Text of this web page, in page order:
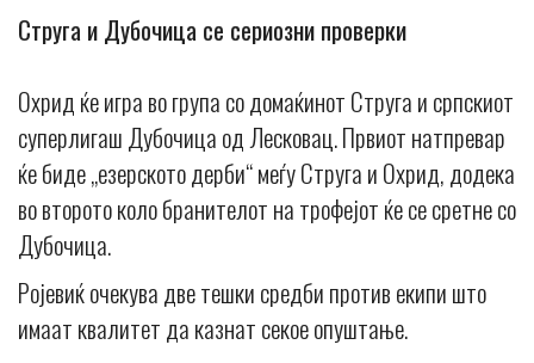
Струга и Дубочица се сериозни проверки
Охрид ќе игра во група со домаќинот Струга и српскиот
суперлигаш Дубочица од Лесковац. Првиот натпревар
ќе биде „езерското дерби“ меѓу Струга и Охрид, додека
во второто коло бранителот на трофејот ќе се сретне со
Дубочица.
Ројевиќ очекува две тешки средби против екипи што
имаат квалитет да казнат секое опуштање.